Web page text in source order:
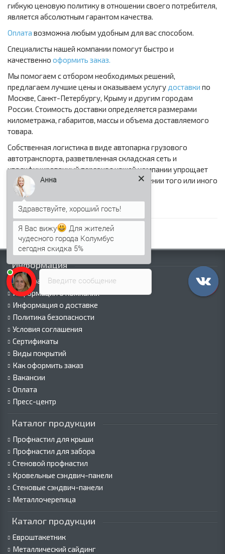
гибкую ценовую политику в отношении своего потребителя,
является абсолютным гарантом качества.
Оплата возможна любым удобным для вас способом.
Специалисты нашей компании помогут быстро и
качественно оформить заказ.
Мы помогаем с отбором необходимых решений,
предлагаем лучшие цены и оказываем услугу доставки по
Москве, Санкт-Петербургу, Крыму и другим городам
России. Стоимость доставки определяется размерами
километража, габаритов, массы и объема доставляемого
товара.
Собственная логистика в виде автопарка грузового
автотранспорта, разветвленная складская сеть и
квалифицированный персонал нашей компании упрощает
решение поставленных задач в приобретении того или иного
стройматериала
Информация
Палитра RAL
Информация о компании
Информация о доставке
Политика безопасности
Условия соглашения
Сертификаты
Виды покрытий
Как оформить заказ
Вакансии
Оплата
Пресс-центр
Каталог продукции
Профнастил для крыши
Профнастил для забора
Стеновой профнастил
Кровельные сэндвич-панели
Стеновые сэндвич-панели
Металлочерепица
Каталог продукции
Евроштакетник
Металлический сайдинг
Введите сообщение
Анна
Я Вас вижу
Для жителей
чудесного города Колумбус
сегодня скидка 5%